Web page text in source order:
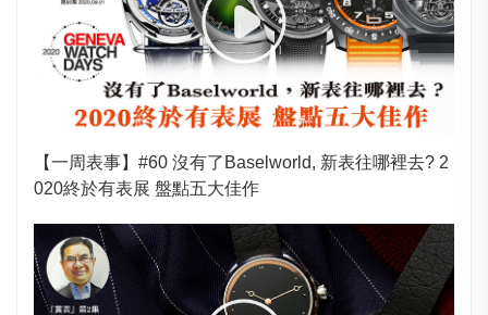
【一周表事】#60 沒有了Baselworld, 新表往哪裡去? 2
020終於有表展 盤點五大佳作